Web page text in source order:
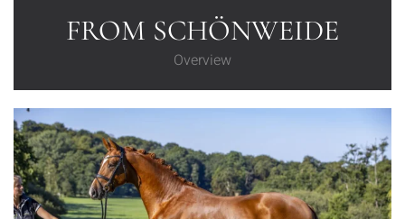
FROM SCHÖNWEIDE
Overview